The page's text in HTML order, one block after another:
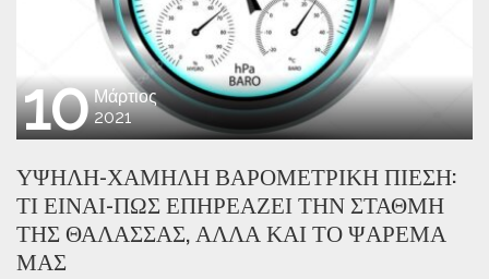
10 Μάρτιος
2021
ΥΨΗΛΉ-ΧΑΜΗΛΉ ΒΑΡΟΜΕΤΡΙΚΉ ΠΊΕΣΗ:
ΤΙ ΕΊΝΑΙ-ΠΩΣ ΕΠΗΡΕΆΖΕΙ ΤΗΝ ΣΤΆΘΜΗ
ΤΗΣ ΘΆΛΑΣΣΑΣ, ΑΛΛΆ ΚΑΙ ΤΟ ΨΆΡΕΜΆ
ΜΑΣ